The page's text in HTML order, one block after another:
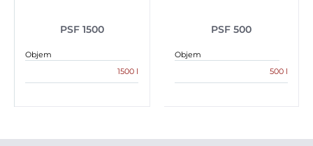
PSF 1500
Objem
1500 l
PSF 500
Objem
500 l